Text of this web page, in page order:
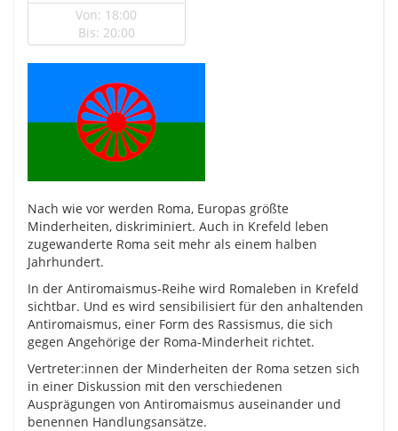
Von: 18:00
Bis: 20:00
Nach wie vor werden Roma, Europas größte
Minderheiten, diskriminiert. Auch in Krefeld leben
zugewanderte Roma seit mehr als einem halben
Jahrhundert.
In der Antiromaismus-Reihe wird Romaleben in Krefeld
sichtbar. Und es wird sensibilisiert für den anhaltenden
Antiromaismus, einer Form des Rassismus, die sich
gegen Angehörige der Roma-Minderheit richtet.
Vertreter:innen der Minderheiten der Roma setzen sich
in einer Diskussion mit den verschiedenen
Ausprägungen von Antiromaismus auseinander und
benennen Handlungsansätze.